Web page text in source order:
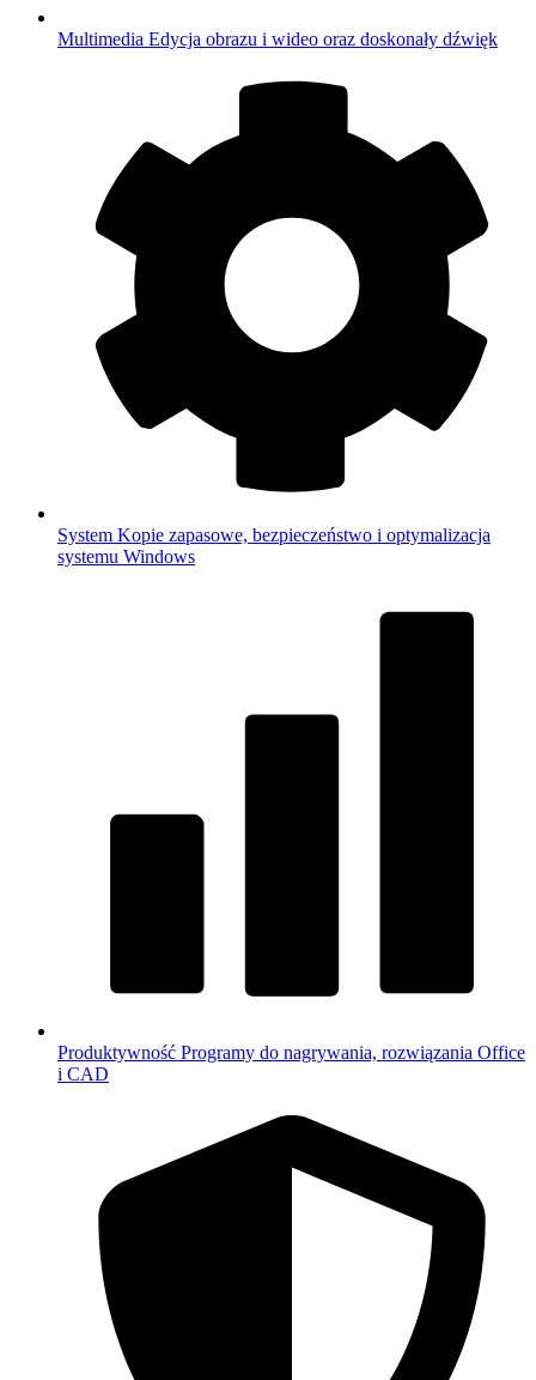
Multimedia Edycja obrazu i wideo oraz doskonały dźwięk
System Kopie zapasowe, bezpieczeństwo i optymalizacja
systemu Windows
Produktywność Programy do nagrywania, rozwiązania Office
i CAD